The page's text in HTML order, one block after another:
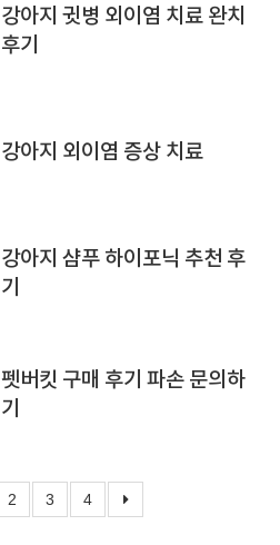
강아지 귓병 외이염 치료 완치
후기
강아지 외이염 증상 치료
강아지 샴푸 하이포닉 추천 후
기
펫버킷 구매 후기 파손 문의하
기
2 3 4